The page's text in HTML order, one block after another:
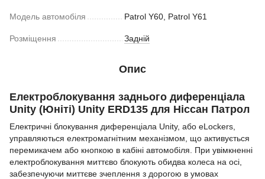
Модель автомобіля Patrol Y60, Patrol Y61
Розміщення Задній
Опис
Електроблокування заднього диференціала
Unity (Юніті) Unity ERD135 для Ніссан Патрол
Електричні блокування диференціала Unity, або eLockers,
управляються електромагнітним механізмом, що активується
перемикачем або кнопкою в кабіні автомобіля. При увімкненні
електроблокування миттєво блокують обидва колеса на осі,
забезпечуючи миттєве зчеплення з дорогою в умовах